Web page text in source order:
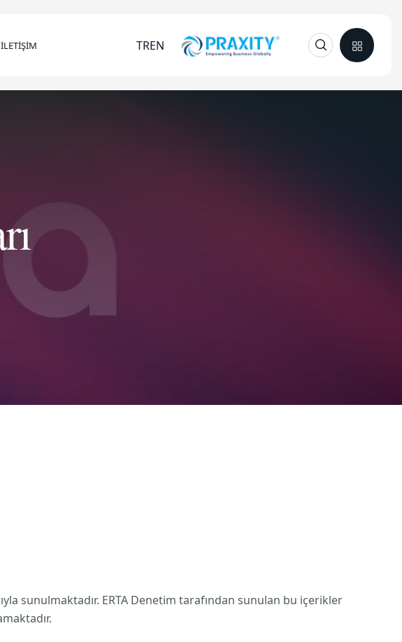
İLETİŞİM TREN
sunulmaktadır. ERTA Denetim tarafından sunulan bu içerikler